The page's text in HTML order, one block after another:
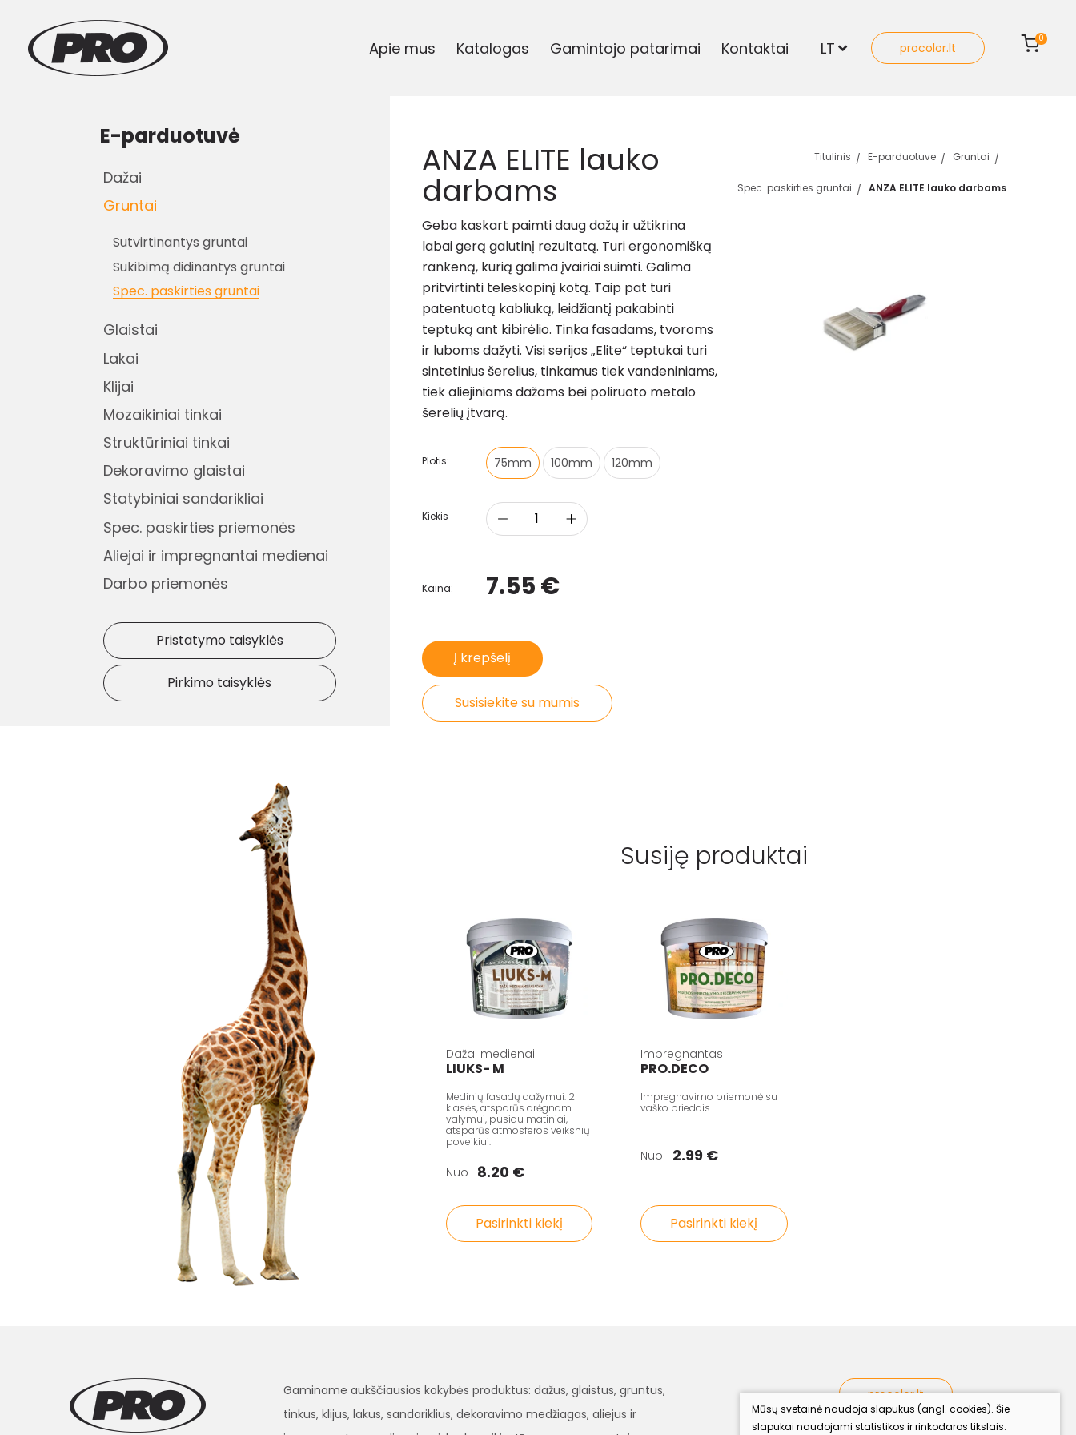
Apie mus Katalogas Gamintojo patarimai Kontaktai LT procolor.lt
0
E-parduotuvė
Dažai
Gruntai
Sutvirtinantys gruntai
Sukibimą didinantys gruntai
Spec. paskirties gruntai
Glaistai
Lakai
Klijai
Mozaikiniai tinkai
Struktūriniai tinkai
Dekoravimo glaistai
Statybiniai sandarikliai
Spec. paskirties priemonės
Aliejai ir impregnantai medienai
Darbo priemonės
Pristatymo taisyklės
Pirkimo taisyklės
ANZA ELITE lauko
darbams
Titulinis E-parduotuve Gruntai
Spec. paskirties gruntai ANZA ELITE lauko darbams
Geba kaskart paimti daug dažų ir užtikrina
labai gerą galutinį rezultatą. Turi ergonomišką
rankeną, kurią galima įvairiai suimti. Galima
pritvirtinti teleskopinį kotą. Taip pat turi
patentuotą kabliuką, leidžiantį pakabinti
teptuką ant kibirėlio. Tinka fasadams, tvoroms
ir luboms dažyti. Visi serijos „Elite“ teptukai turi
sintetinius šerelius, tinkamus tiek vandeniniams,
tiek aliejiniams dažams bei poliruoto metalo
šerelių įtvarą.
Plotis: 75mm 100mm 120mm
Kiekis
Kaina: 7.55 €
Į krepšelį
Susisiekite su mumis
Susiję produktai
Dažai medienai
LIUKS- M
Medinių fasadų dažymui. 2
klasės, atsparūs drėgnam
valymui, pusiau matiniai,
atsparūs atmosferos veiksnių
poveikiui.
Nuo 8.20 €
Pasirinkti kiekį
Impregnantas
PRO.DECO
Impregnavimo priemonė su
vaško priedais.
Nuo 2.99 €
Pasirinkti kiekį
Gaminame aukščiausios kokybės produktus: dažus, glaistus, gruntus,
tinkus, klijus, lakus, sandariklius, dekoravimo medžiagas, aliejus ir
procolor.lt
Mūsų svetainė naudoja slapukus (angl. cookies). Šie
slapukai naudojami statistikos ir rinkodaros tikslais.